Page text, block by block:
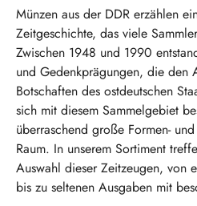
Münzen aus der DDR erzählen
Zeitgeschichte, das viele
Zwischen 1948 und 1990
und Gedenkprägungen, die
Botschaften des ostdeutschen
sich mit diesem Sammelgebiet
überraschend große Formen-
Raum. In unserem Sortiment
Auswahl dieser Zeitzeugen, von
bis zu seltenen Ausgaben mit